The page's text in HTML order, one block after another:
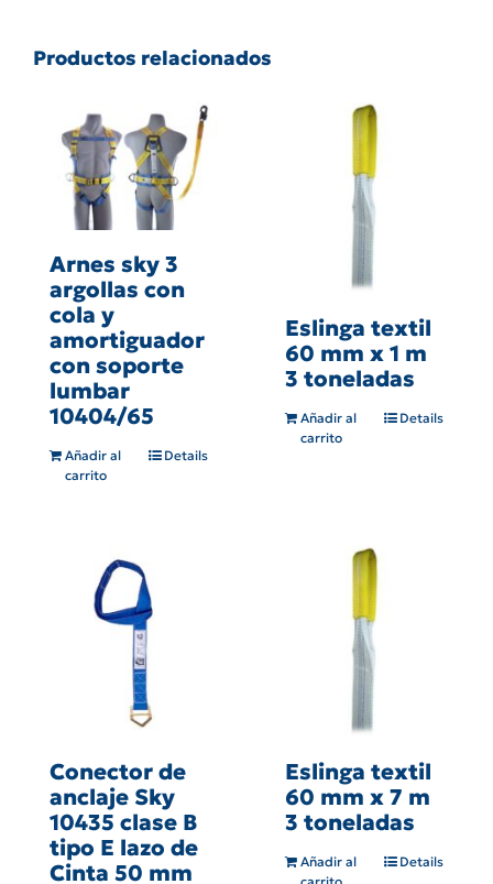
Productos relacionados
Arnes sky 3
argollas con
cola y
amortiguador
con soporte
lumbar
10404/65
Añadir al
carrito
Details
Eslinga textil
60 mm x 1 m
3 toneladas
Añadir al
carrito
Details
Conector de
anclaje Sky
10435 clase B
tipo E lazo de
Cinta 50 mm
Eslinga textil
60 mm x 7 m
3 toneladas
Añadir al
Details